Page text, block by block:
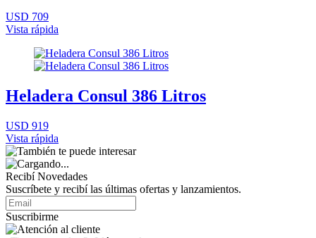
USD 709
Vista rápida
Heladera Consul 386 Litros
USD 919
Vista rápida
Recibí Novedades
Suscríbete y recibí las últimas ofertas y lanzamientos.
Suscribirme